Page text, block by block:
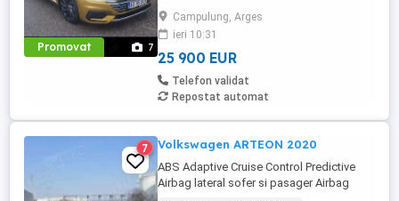
Promovat 7
141.000 km (100% reali, verificabili în
rețeaua VW) An fabricație: 05 2018
Motorizare: 2.0 TSI (Benzină) 280 CP
Transmisie: Automată ...
Campulung, Arges
ieri 10:31
25 900 EUR
Telefon validat
Repostat automat
7 Volkswagen ARTEON 2020
ABS Adaptive Cruise Control Predictive
Airbag lateral sofer si pasager Airbag